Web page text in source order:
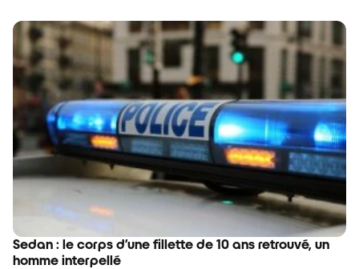
Sedan : le corps d’une fillette de 10 ans retrouvé, un
homme interpellé